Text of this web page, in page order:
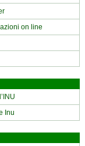
on line
Inu